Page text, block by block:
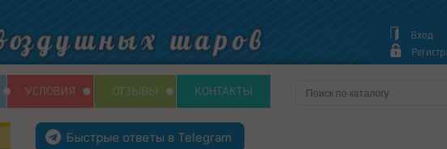
Вход
УСЛОВИЯ ОТЗЫВЫ КОНТАКТЫ
Быстрые ответы в Telegram